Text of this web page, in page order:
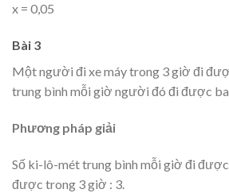
x = 0,05
Bài 3
Một người đi xe máy trong 3 giờ đi
trung bình mỗi giờ người đó đi được
Phương pháp giải
Số ki-lô-mét trung bình mỗi giờ đi
được trong 3 giờ : 3.